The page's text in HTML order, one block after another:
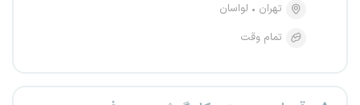
تهران
لواسان
تمام وقت